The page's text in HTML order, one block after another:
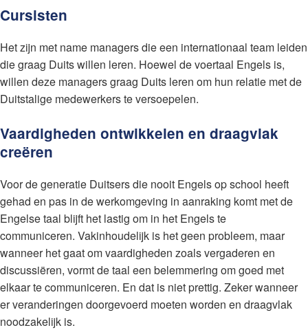
Cursisten
Het zijn met name managers die een internationaal team leiden
die graag Duits willen leren. Hoewel de voertaal Engels is,
willen deze managers graag Duits leren om hun relatie met de
Duitstalige medewerkers te versoepelen.
Vaardigheden ontwikkelen en draagvlak
creëren
Voor de generatie Duitsers die nooit Engels op school heeft
gehad en pas in de werkomgeving in aanraking komt met de
Engelse taal blijft het lastig om in het Engels te
communiceren. Vakinhoudelijk is het geen probleem, maar
wanneer het gaat om vaardigheden zoals vergaderen en
discussiëren, vormt de taal een belemmering om goed met
elkaar te communiceren. En dat is niet prettig. Zeker wanneer
er veranderingen doorgevoerd moeten worden en draagvlak
noodzakelijk is.